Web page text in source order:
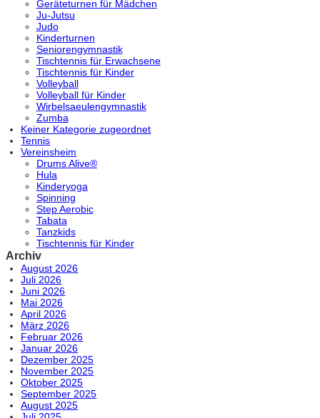
Geräteturnen für Mädchen
Ju-Jutsu
Judo
Kinderturnen
Seniorengymnastik
Tischtennis für Erwachsene
Tischtennis für Kinder
Volleyball
Volleyball für Kinder
Wirbelsaeulengymnastik
Zumba
Keiner Kategorie zugeordnet
Tennis
Vereinsheim
Drums Alive®
Hula
Kinderyoga
Spinning
Step Aerobic
Tabata
Tanzkids
Tischtennis für Kinder
Archiv
August 2026
Juli 2026
Juni 2026
Mai 2026
April 2026
März 2026
Februar 2026
Januar 2026
Dezember 2025
November 2025
Oktober 2025
September 2025
August 2025